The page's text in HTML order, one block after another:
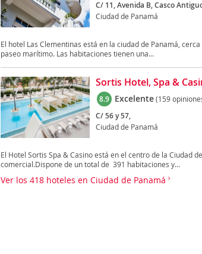
C/ 11, Avenida B, Casco
Ciudad de Panamá
El hotel Las Clementinas está en la ciudad de Panamá,
paseo marítimo. Las habitaciones tienen una...
Sortis Hotel, Spa &
8.9 Excelente(159
C/ 56 y 57,
Ciudad de Panamá
El Hotel Sortis Spa & Casino está en el centro de la Ciudad
comercial.Dispone de un total de 391 habitaciones y...
Ver los 418 hoteles en Ciudad de Panamá